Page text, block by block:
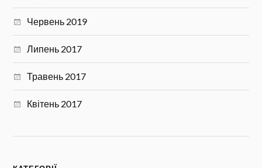
Червень 2019
Липень 2017
Травень 2017
Квітень 2017